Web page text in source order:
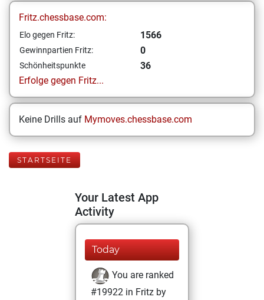
Fritz.chessbase.com:
Elo gegen Fritz: 1566
Gewinnpartien Fritz: 0
Schönheitspunkte
36
Erfolge gegen Fritz...
Keine Drills auf Mymoves.chessbase.com
STARTSEITE
Your Latest App
Activity
Today
You are ranked
#19922 in Fritz by